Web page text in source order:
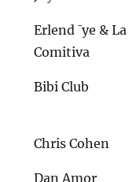
Erlend ¯ye & La
Comitiva
Bibi Club
Chris Cohen
Dan Amor